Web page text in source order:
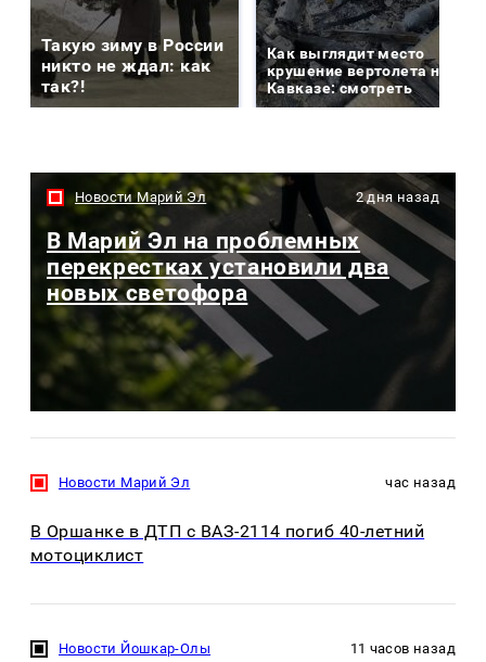
Такую зиму в России
никто не ждал: как
так?!
Как выглядит место
крушение вертолета на
Кавказе: смотреть
Новости Марий Эл 2 дня назад
В Марий Эл на проблемных
перекрестках установили два
новых светофора
Новости Марий Эл час назад
В Оршанке в ДТП с ВАЗ-2114 погиб 40-летний
мотоциклист
Новости Йошкар-Олы 11 часов назад